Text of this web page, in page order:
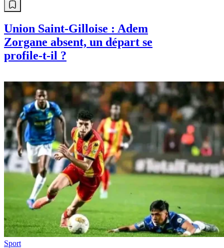
Union Saint-Gilloise : Adem
Zorgane absent, un départ se
profile-t-il ?
Sport